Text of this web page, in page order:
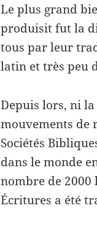
Le plus grand
produisit fut la
tous par leur
latin et très peu
Depuis lors, ni
mouvements de
Sociétés
dans le monde
nombre de 2000
Écritures a été